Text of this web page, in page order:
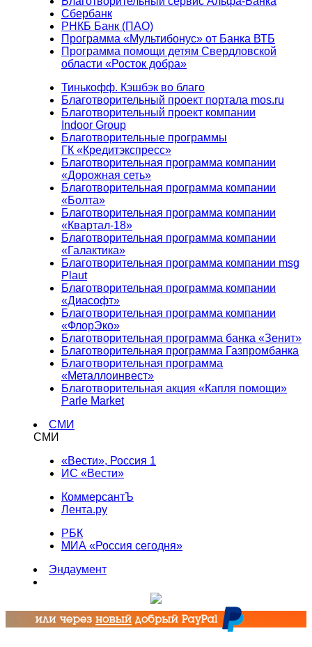
Сбербанк
РНКБ Банк (ПАО)
Программа «Мультибонус» от Банка ВТБ
Программа помощи детям Свердловской
области «Росток добра»
Тинькофф. Кэшбэк во благо
Благотворительный проект портала mos.ru
Благотворительный проект компании
Indoor Group
Благотворительные программы
ГК «Кредитэкспресс»
Благотворительная программа компании
«Дорожная сеть»
Благотворительная программа компании
«Болта»
Благотворительная программа компании
«Квартал-18»
Благотворительная программа компании
«Галактика»
Благотворительная программа компании msg
Plaut
Благотворительная программа компании
«Диасофт»
Благотворительная программа компании
«ФлорЭко»
Благотворительная программа банка «Зенит»
Благотворительная программа Газпромбанка
Благотворительная программа
«Металлоинвест»
Благотворительная акция «Капля помощи»
Parle Market
СМИ
СМИ
«Вести», Россия 1
ИС «Вести»
КоммерсантЪ
Лента.ру
РБК
МИА «Россия сегодня»
Эндаумент